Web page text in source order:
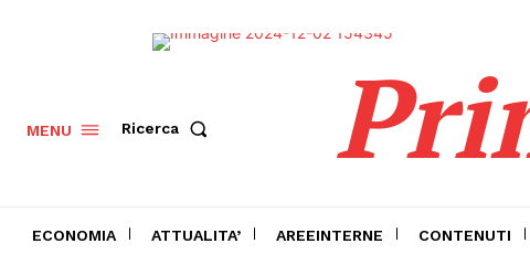
MENU Ricerca
ECONOMIA ATTUALITA’ AREEINTERNE CONTENUTI